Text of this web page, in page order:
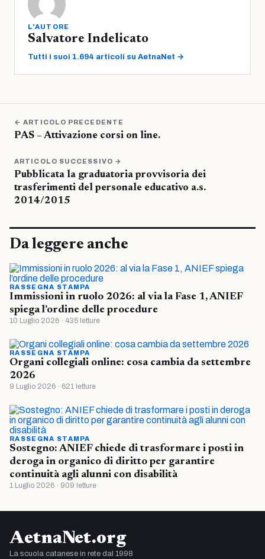
L'AUTORE
Salvatore Indelicato
Tutti i suoi 1.694 articoli su AetnaNet →
← ARTICOLO PRECEDENTE
PAS – Attivazione corsi on line.
ARTICOLO SUCCESSIVO →
Pubblicata la graduatoria provvisoria dei
trasferimenti del personale educativo a.s.
2014/2015
Da leggere anche
RASSEGNA STAMPA
Immissioni in ruolo 2026: al via la Fase 1, ANIEF
spiega l’ordine delle procedure
10 Luglio 2026 · 435 letture
RASSEGNA STAMPA
Organi collegiali online: cosa cambia da settembre
2026
9 Luglio 2026 · 621 letture
RASSEGNA STAMPA
Sostegno: ANIEF chiede di trasformare i posti in
deroga in organico di diritto per garantire
continuità agli alunni con disabilità
1 Luglio 2026 · 909 letture
AetnaNet.org
La scuola catanese in rete dal 1998